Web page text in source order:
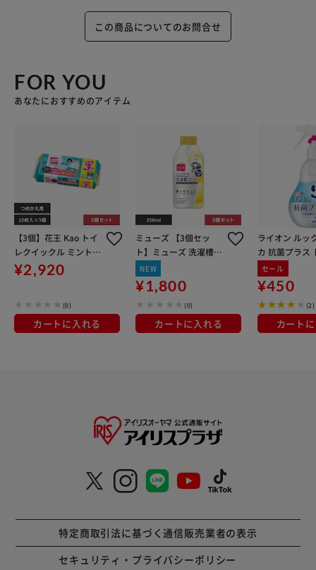
この商品についてのお問合せ
FOR YOU
あなたにおすすめのアイテム
【3個】花王 Kao トイ
レクイックル ミントの
香り つめかえ用 30枚
¥2,920
(0)
カートに入れる
ミューズ 【3個セッ
ト】ミューズ 洗濯槽ク
リーナー 250ml フレッ
シュなレモンの香り
NEW
¥1,800
(0)
カートに入れる
ライオン ルッ
カ 抗菌プラス
ふき取りクリ
体
セール
¥450
(2)
カート
特定商取引法に基づく通信販売業者の表示
セキュリティ・プライバシーポリシー